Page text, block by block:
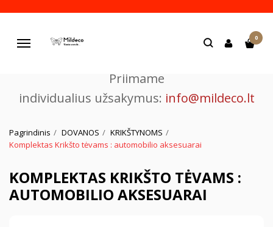
Navigacija
0
Priimame
individualius užsakymus: info@mildeco.lt
Pagrindinis DOVANOS
KRIKŠTYNOMS
Komplektas Krikšto tėvams : automobilio aksesuarai
KOMPLEKTAS KRIKŠTO TĖVAMS :
AUTOMOBILIO AKSESUARAI